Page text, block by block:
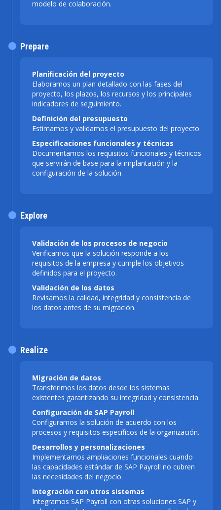
modelo de colaboración.
Planificación del proyecto
Elaboramos un plan detallado con las fases del
proyecto, los plazos, los recursos y los principales
indicadores de seguimiento.
Definición del presupuesto
Estimamos y validamos el presupuesto del proyecto.
Especificaciones funcionales y técnicas
Documentamos los requisitos funcionales y técnicos
que servirán de base para la implantación y la
configuración de la solución.
Prepare
Validación de los procesos de negocio
Verificamos que la solución responde a los
requisitos de la empresa y cumple los objetivos
definidos para el proyecto.
Validación de los datos
Revisamos la calidad, integridad y consistencia de
los datos antes de su migración.
Explore
Migración de datos
Transferimos los datos desde los sistemas
existentes garantizando su integridad y consistencia.
Configuración de SAP Payroll
Configuramos la solución de acuerdo con los
procesos y requisitos específicos de la organización.
Desarrollos y personalizaciones
Implementamos ampliaciones funcionales cuando
las capacidades estándar de SAP Payroll no cubren
las necesidades del negocio.
Integración con otros sistemas
Integramos SAP Payroll con otras soluciones SAP y
Realize